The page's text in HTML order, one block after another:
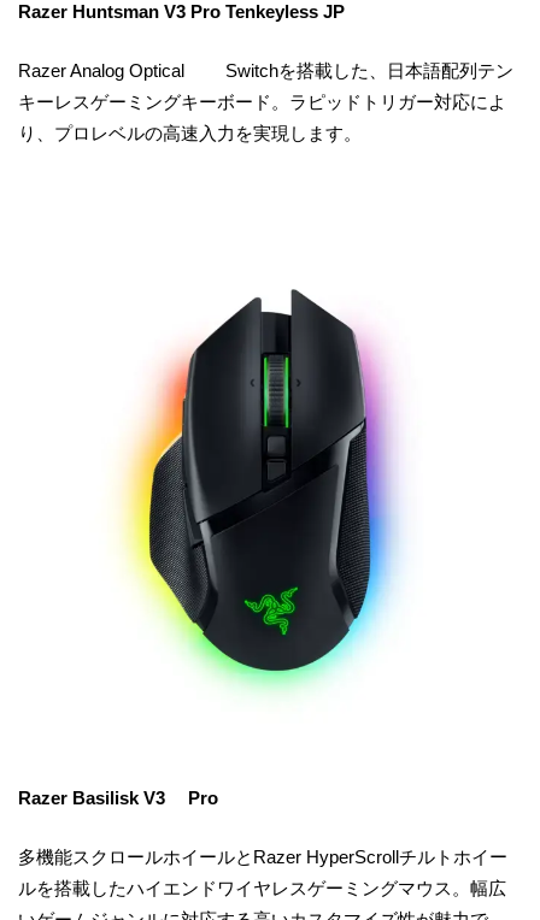
Razer Huntsman V3 Pro Tenkeyless JP
Razer Analog Optical Switchを搭載した、日本語配列テン
キーレスゲーミングキーボード。ラピッドトリガー対応によ
り、プロレベルの高速入力を実現します。
Razer Basilisk V3 Pro
多機能スクロールホイールとRazer HyperScrollチルトホイー
ルを搭載したハイエンドワイヤレスゲーミングマウス。幅広